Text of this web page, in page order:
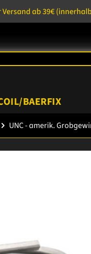
ab 39€
BAERFIX
UNC - amerik.